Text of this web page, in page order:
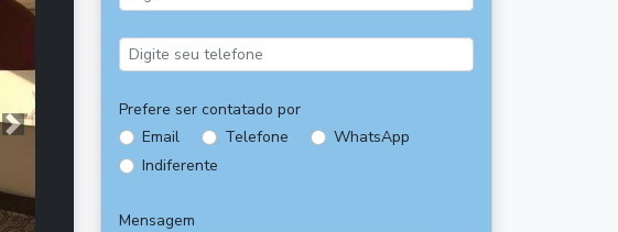
Próxima
Prefere ser contatado por
Email
Telefone
WhatsApp
Indiferente
Mensagem